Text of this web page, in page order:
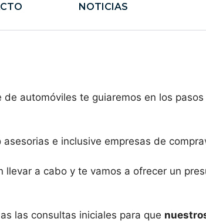
NOTICIAS
de automóviles te guiaremos en los pasos
e inclusive empresas de
a cabo y te vamos a ofrecer un
las consultas iniciales para que